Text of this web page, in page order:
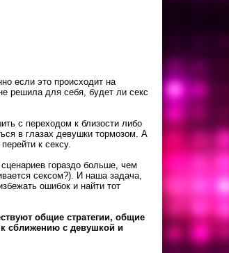
если это происходит на
решила для себя, будет ли секс
с переходом к близости либо
в глазах девушки тормозом. А
к сексу.
гораздо больше, чем
сексом?). И наша задача,
ошибок и найти тот
общие стратегии, общие
сближению с девушкой и